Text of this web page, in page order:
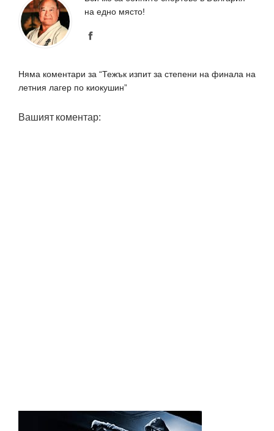
на едно място!
Няма коментари за “Тежък изпит за степени на финала на
летния лагер по киокушин”
Вашият коментар: